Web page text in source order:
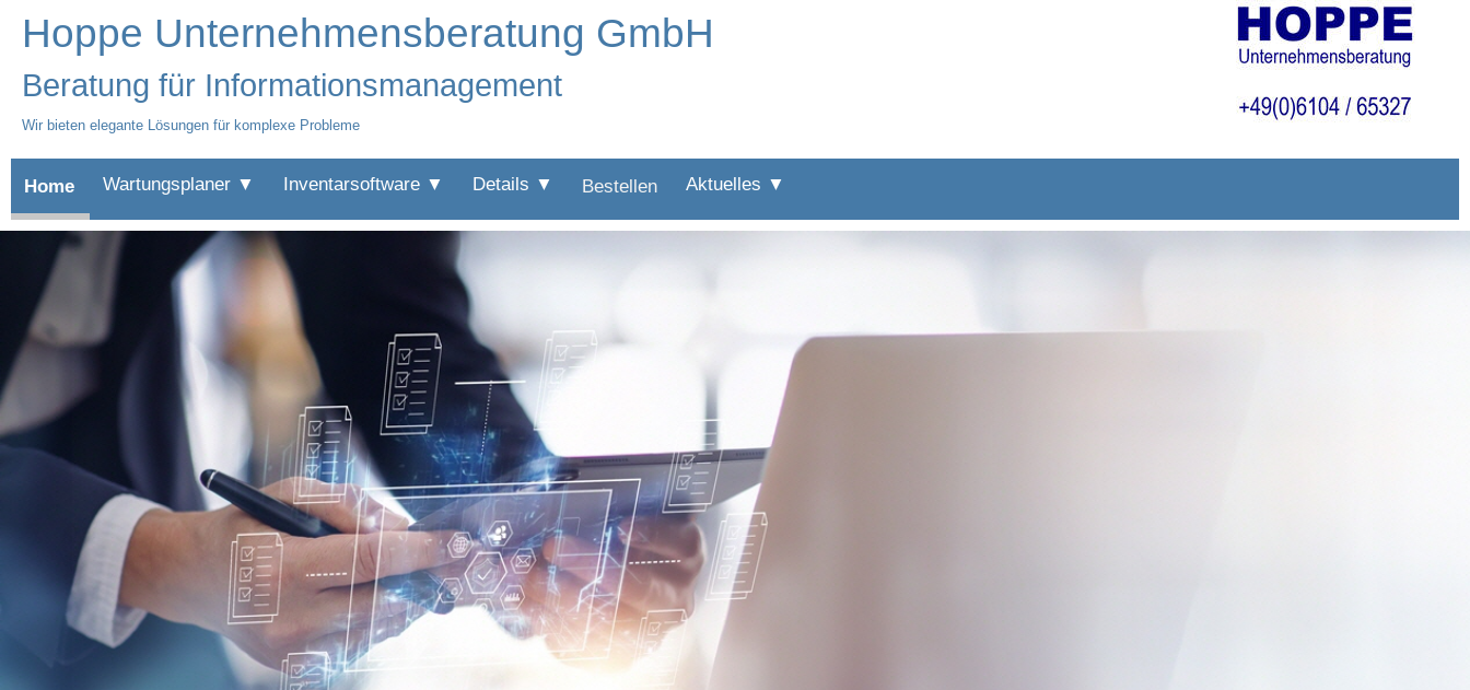
Hoppe Unternehmensberatung GmbH
Beratung für Informationsmanagement
Wir bieten elegante Lösungen für komplexe Probleme
Home Wartungsplaner ▼ Inventarsoftware ▼ Details ▼ Bestellen Aktuelles ▼